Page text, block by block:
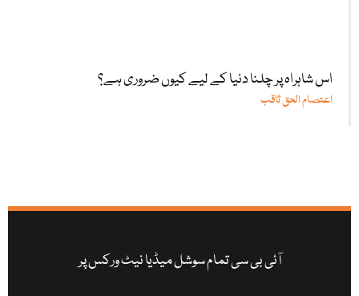
اس شاہراہ پر چلنا دنیا کے لیے کیوں ضروری ہے؟
اعتصام الحق ثاقب
آئی بی سی تمام سوشل میڈیا نیٹ ورکس پر